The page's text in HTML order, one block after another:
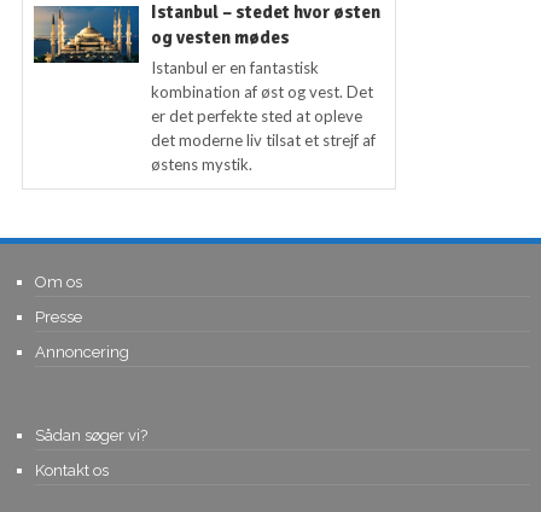
Istanbul – stedet hvor østen
og vesten mødes
Istanbul er en fantastisk
kombination af øst og vest. Det
er det perfekte sted at opleve
det moderne liv tilsat et strejf af
østens mystik.
Om os
Presse
Annoncering
Sådan søger vi?
Kontakt os